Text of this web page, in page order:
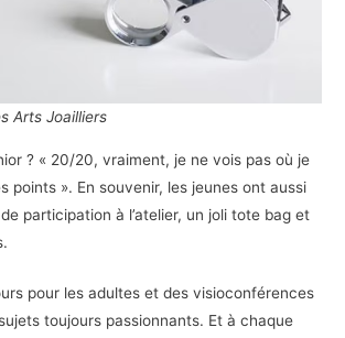
Arts Joailliers
? « 20/20, vraiment, je ne vois pas où je
points ». En souvenir, les jeunes ont aussi
participation à l’atelier, un joli tote bag et
pour les adultes et des visioconférences
toujours passionnants. Et à chaque